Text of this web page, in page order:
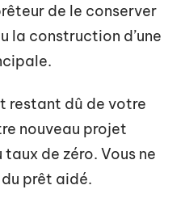
de le conserver
la construction d’une
restant dû de votre
nouveau projet
de zéro. Vous ne
prêt aidé.